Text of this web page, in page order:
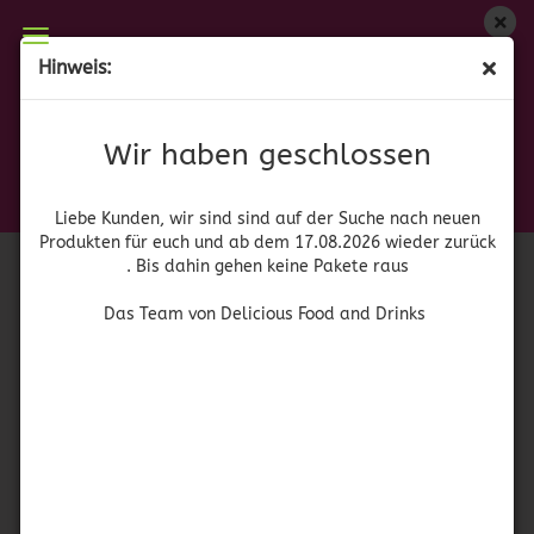
Hinweis:
Wir haben geschlossen
Liebe Kunden, wir sind sind auf der Suche nach neuen
Produkten für euch und ab dem 17.08.2026 wieder zurück
. Bis dahin gehen keine Pakete raus
Das Team von Delicious Food and Drinks
Wir haben geschlossen
zurück. Bis dahin gehen keine Pakete raus
Das Team von Delicious Food and Drinks